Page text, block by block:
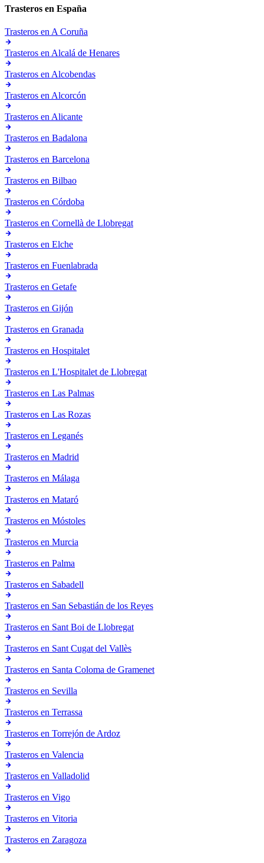
Trasteros en España
Trasteros en A Coruña
Trasteros en Alcalá de Henares
Trasteros en Alcobendas
Trasteros en Alcorcón
Trasteros en Alicante
Trasteros en Badalona
Trasteros en Barcelona
Trasteros en Bilbao
Trasteros en Córdoba
Trasteros en Cornellà de Llobregat
Trasteros en Elche
Trasteros en Fuenlabrada
Trasteros en Getafe
Trasteros en Gijón
Trasteros en Granada
Trasteros en Hospitalet
Trasteros en L'Hospitalet de Llobregat
Trasteros en Las Palmas
Trasteros en Las Rozas
Trasteros en Leganés
Trasteros en Madrid
Trasteros en Málaga
Trasteros en Mataró
Trasteros en Móstoles
Trasteros en Murcia
Trasteros en Palma
Trasteros en Sabadell
Trasteros en San Sebastián de los Reyes
Trasteros en Sant Boi de Llobregat
Trasteros en Sant Cugat del Vallès
Trasteros en Santa Coloma de Gramenet
Trasteros en Sevilla
Trasteros en Terrassa
Trasteros en Torrejón de Ardoz
Trasteros en Valencia
Trasteros en Valladolid
Trasteros en Vigo
Trasteros en Vitoria
Trasteros en Zaragoza